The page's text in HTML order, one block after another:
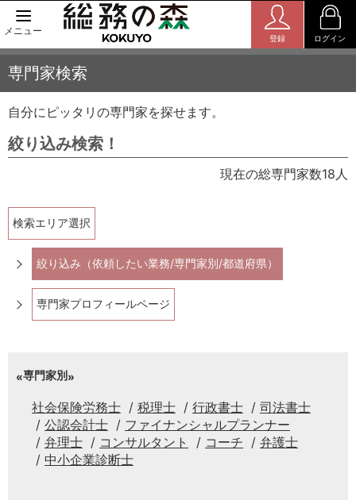
メニュー
登録 ログイン
専門家検索
自分にピッタリの専門家を探せます。
絞り込み検索！
現在の総専門家数18人
検索エリア選択
絞り込み（依頼したい業務/専門家別/都道府県）
専門家プロフィールページ
専門家別
社会保険労務士 税理士 行政書士
司法書士
公認会計士
ファイナンシャルプランナー
弁理士
コンサルタント コーチ
弁護士
中小企業診断士